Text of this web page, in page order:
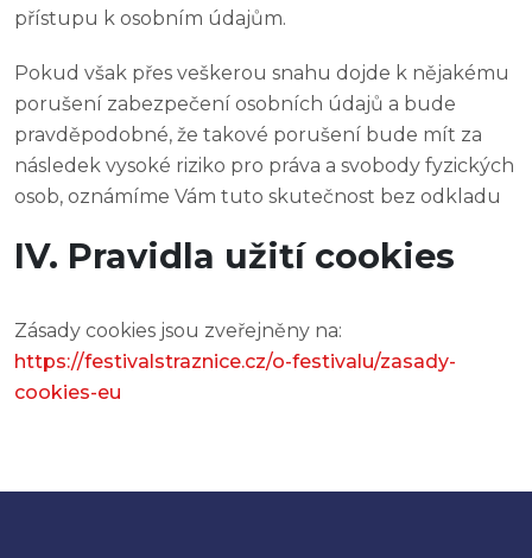
přístupu k osobním údajům.
Pokud však přes veškerou snahu dojde k nějakému
porušení zabezpečení osobních údajů a bude
pravděpodobné, že takové porušení bude mít za
následek vysoké riziko pro práva a svobody fyzických
osob, oznámíme Vám tuto skutečnost bez odkladu
IV. Pravidla užití cookies
Zásady cookies jsou zveřejněny na:
https://festivalstraznice.cz/o-festivalu/zasady-
cookies-eu